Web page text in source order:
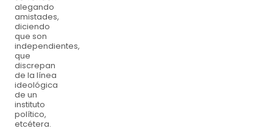
alegando
amistades,
diciendo
que son
independientes,
que
discrepan
de la línea
ideológica
de un
instituto
político,
etcétera.